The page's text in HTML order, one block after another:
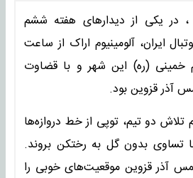
، در یکی از دیدارهای هفته ششم
ایران، آلومینیوم اراک از ساعت
امام خمینی (ره) این شهر و با قضاوت
آذر قزوین بود.
دو تیم، توپی از خط دروازه‌ها
تساوی بدون گل به رختکن بروند.
آذر قزوین موقعیت‌های خوبی را